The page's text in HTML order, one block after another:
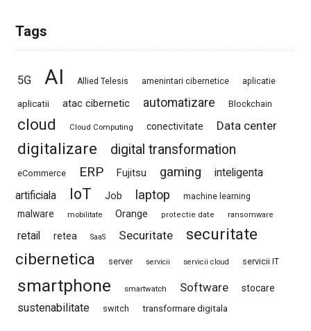
Tags
5G AI Allied Telesis amenintari cibernetice aplicatie
aplicatii atac cibernetic automatizare Blockchain
cloud Cloud Computing conectivitate Data center
digitalizare digital transformation
eCommerce ERP Fujitsu gaming
inteligenta
artificiala
IoT Job laptop machine learning
malware mobilitate Orange protectie date ransomware
retail retea SaaS Securitate
securitate
cibernetica
server servicii servicii cloud servicii IT
smartphone smartwatch Software stocare
sustenabilitate switch transformare digitala